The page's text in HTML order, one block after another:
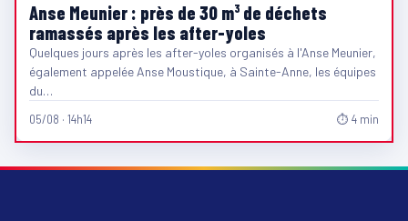
Anse Meunier : près de 30 m³ de déchets
ramassés après les after-yoles
Quelques jours après les after-yoles organisés à l'Anse Meunier,
également appelée Anse Moustique, à Sainte-Anne, les équipes
du…
05/08 · 14h14 ⏱ 4 min